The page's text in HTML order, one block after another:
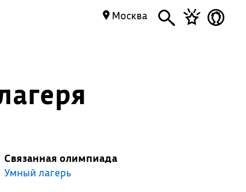
Москва
Связанная олимпиада
Умный лагерь